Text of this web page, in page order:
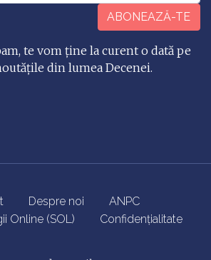
ABONEAZĂ-TE
te vom ține la curent o dată pe
din lumea Decenei.
Despre noi
ANPC
Online (SOL)
Confidențialitate